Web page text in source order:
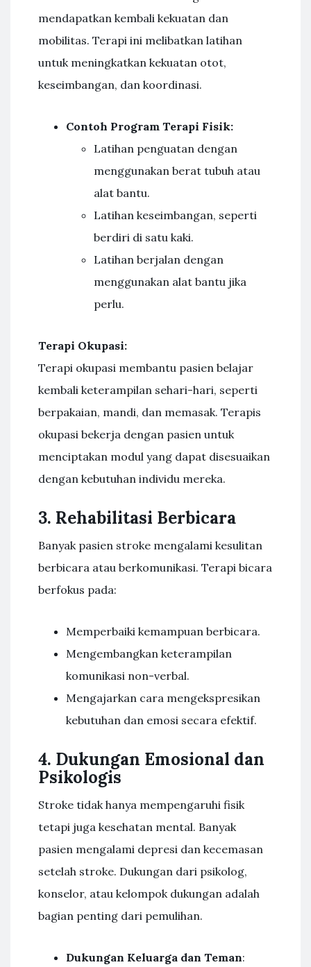
mendapatkan kembali kekuatan dan
mobilitas. Terapi ini melibatkan latihan
untuk meningkatkan kekuatan otot,
keseimbangan, dan koordinasi.
Contoh Program Terapi Fisik:
Latihan penguatan dengan
menggunakan berat tubuh atau
alat bantu.
Latihan keseimbangan, seperti
berdiri di satu kaki.
Latihan berjalan dengan
menggunakan alat bantu jika
perlu.
Terapi Okupasi:
Terapi okupasi membantu pasien belajar
kembali keterampilan sehari-hari, seperti
berpakaian, mandi, dan memasak. Terapis
okupasi bekerja dengan pasien untuk
menciptakan modul yang dapat disesuaikan
dengan kebutuhan individu mereka.
3. Rehabilitasi Berbicara
Banyak pasien stroke mengalami kesulitan
berbicara atau berkomunikasi. Terapi bicara
berfokus pada:
Memperbaiki kemampuan berbicara.
Mengembangkan keterampilan
komunikasi non-verbal.
Mengajarkan cara mengekspresikan
kebutuhan dan emosi secara efektif.
4. Dukungan Emosional dan
Psikologis
Stroke tidak hanya mempengaruhi fisik
tetapi juga kesehatan mental. Banyak
pasien mengalami depresi dan kecemasan
setelah stroke. Dukungan dari psikolog,
konselor, atau kelompok dukungan adalah
bagian penting dari pemulihan.
Dukungan Keluarga dan Teman: